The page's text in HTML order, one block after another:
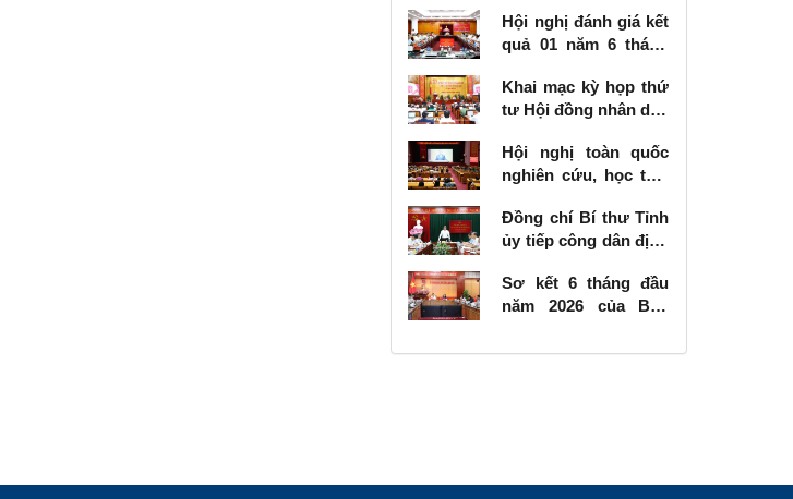
Hội nghị đánh giá kết
quả 01 năm 6 tháng
số 57-NQ/TW
Khai mạc kỳ họp thứ
tư Hội đồng nhân dân
kỳ 2026 - 2031
Hội nghị toàn quốc
nghiên cứu, học tập,
khai thực hiện Nghị
quyết số 10-NQ/TW
phát triển kinh tế có
vốn đầu tư nước
Đồng chí Bí thư Tỉnh
ủy tiếp công dân định
Sơ kết 6 tháng đầu
năm 2026 của Ban
các công trình, dự án